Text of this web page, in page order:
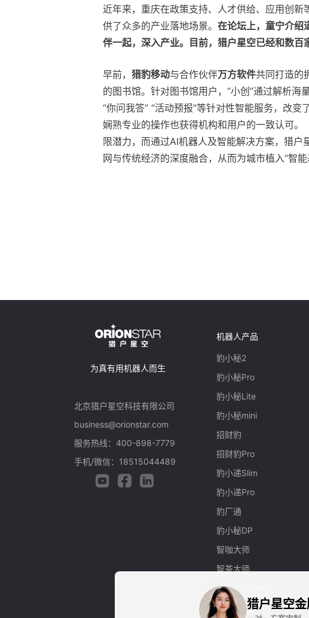
猎户星空
近年来，重庆在政策支持、人才供给、应用创
供了众多的产业落地场景。 在论坛上，童宁介绍
伴一起，深入产业。目前，猎户星空已经和数百
早前， 猎豹移动与合作伙伴万方软件共同打造的
的图书馆。针对图书馆用户，“小创”通过解析海
“你问我答” “活动预报”等针对性智能服务，改
娴熟专业的操作也获得机构和用户的一致认可
限潜力，而通过AI机器人及智能解决方案，猎
网与传统经济的深度融合，从而为城市植入“智
为真有用机器人而生
北京猎户星空科技有限公司
business@orionstar.com
服务热线：400-898-7779
手机/微信：18515044489
机器人产品
豹小秘2
豹小秘Pro
豹小秘Lite
豹小秘mini
招财豹
招财豹Pro
豹小递Slim
豹小递Pro
豹厂通
豹小秘DP
智咖大师
智茶大师
UFactory xArm
OrionStar X1